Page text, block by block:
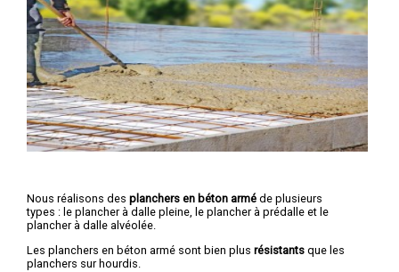
Nous réalisons des planchers en béton armé de plusieurs
types : le plancher à dalle pleine, le plancher à prédalle et le
plancher à dalle alvéolée.
Les planchers en béton armé sont bien plus résistants que les
planchers sur hourdis.